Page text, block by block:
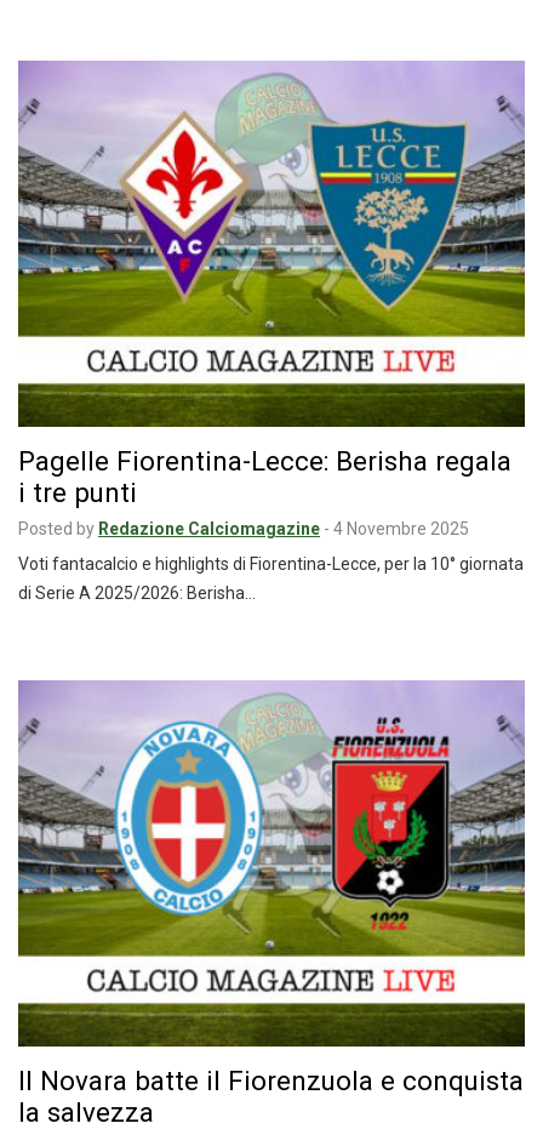
Pagelle Fiorentina-Lecce: Berisha regala
i tre punti
Posted by Redazione Calciomagazine - 4 Novembre 2025
Voti fantacalcio e highlights di Fiorentina-Lecce, per la 10° giornata
di Serie A 2025/2026: Berisha…
Il Novara batte il Fiorenzuola e conquista
la salvezza